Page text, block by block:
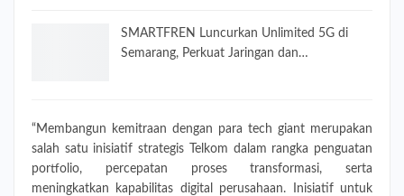
SMARTFREN Luncurkan Unlimited 5G di
Semarang, Perkuat Jaringan dan…
“Membangun kemitraan dengan para tech giant merupakan
salah satu inisiatif strategis Telkom dalam rangka penguatan
portfolio, percepatan proses transformasi, serta
meningkatkan kapabilitas digital perusahaan. Inisiatif untuk